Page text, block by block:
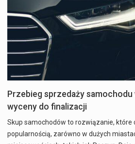
Przebieg sprzedaży samochodu
wyceny do finalizacji
Skup samochodów to rozwiązanie, które
popularnością, zarówno w dużych